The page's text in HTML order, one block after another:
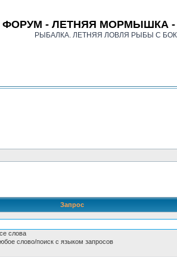
ФОРУМ - ЛЕТНЯЯ МОРМЫШКА -
РЫБАЛКА. ЛЕТНЯЯ ЛОВЛЯ РЫБЫ С
Запрос
слова
слово/поиск с языком запросов